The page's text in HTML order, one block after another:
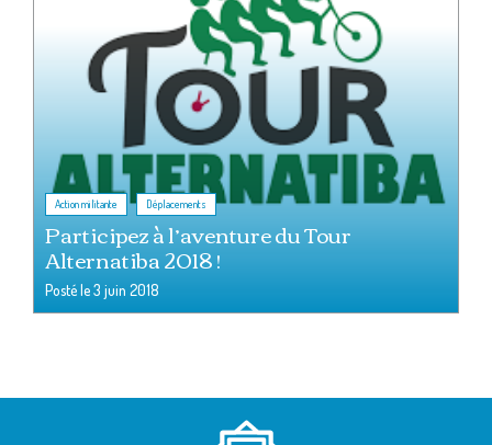
Action militante , Déplacements
Participez à l’aventure du Tour
Alternatiba 2018 !
Posté le3 juin 2018